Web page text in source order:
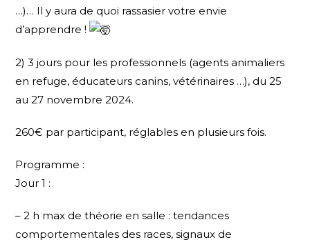
…)… Il y aura de quoi rassasier votre envie
d’apprendre !
2) 3 jours pour les professionnels (agents animaliers
en refuge, éducateurs canins, vétérinaires …), du 25
au 27 novembre 2024.
260€ par participant, réglables en plusieurs fois.
Programme :
Jour 1 :
– 2 h max de théorie en salle : tendances
comportementales des races, signaux de